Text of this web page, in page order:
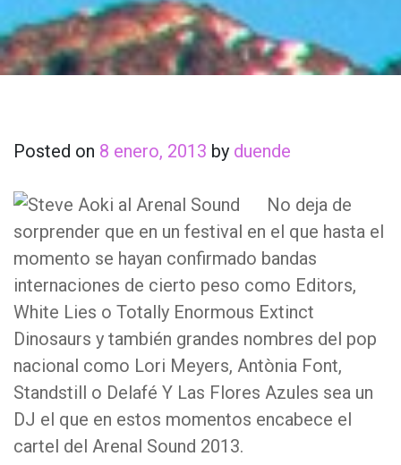
Posted on 8 enero, 2013 by duende
No deja de
sorprender que en un festival en el que hasta el
momento se hayan confirmado bandas
internaciones de cierto peso como Editors,
White Lies o Totally Enormous Extinct
Dinosaurs y también grandes nombres del pop
nacional como Lori Meyers, Antònia Font,
Standstill o Delafé Y Las Flores Azules sea un
DJ el que en estos momentos encabece el
cartel del Arenal Sound 2013.